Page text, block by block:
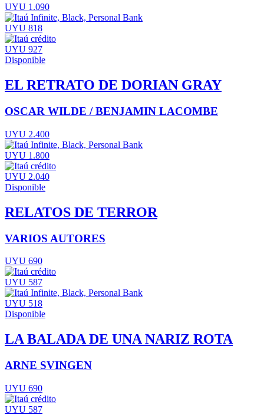
UYU 1.090
UYU 818
UYU 927
Disponible
EL RETRATO DE DORIAN GRAY
OSCAR WILDE / BENJAMIN LACOMBE
UYU 2.400
UYU 1.800
UYU 2.040
Disponible
RELATOS DE TERROR
VARIOS AUTORES
UYU 690
UYU 587
UYU 518
Disponible
LA BALADA DE UNA NARIZ ROTA
ARNE SVINGEN
UYU 690
UYU 587